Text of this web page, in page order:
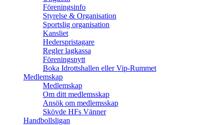
Föreningsinfo
Styrelse & Organisation
Sportslig organisation
Kansliet
Hederspristagare
Regler lagkassa
Föreningsnytt
Boka Idrottshallen eller Vip-Rummet
Medlemskap
Medlemskap
Om ditt medlemsskap
Ansök om medlemsskap
Skövde HFs Vänner
Handbollsligan